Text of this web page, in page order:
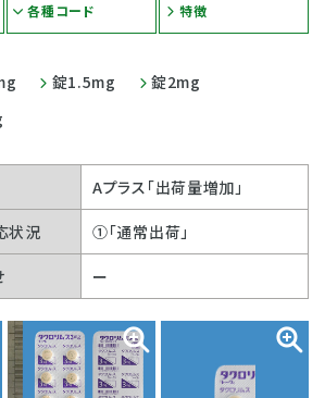
各種コード 特徴
錠1.5mg
錠2mg
Aプラス「出荷量増加」
状況 ①「通常出荷」
ー